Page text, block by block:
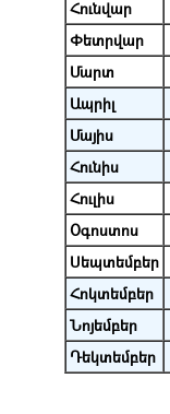
Հունվար
Փետրվար
Մարտ
Ապրիլ
Մայիս
Հունիս
Հուլիս
Օգոստոս
Սեպտեմբեր
Հոկտեմբեր
Նոյեմբեր
Դեկտեմբեր